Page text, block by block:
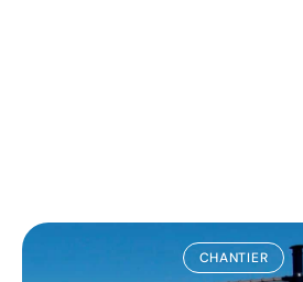
CHANTIER